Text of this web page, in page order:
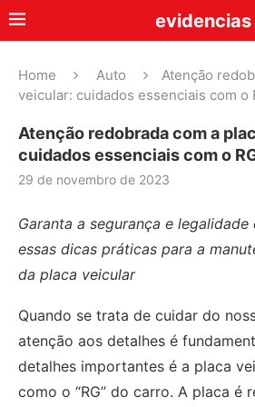
evidencias
Home Auto
Atenção
veicular: cuidados essenciais com o
Atenção redobrada com a
cuidados essenciais com o
29 de novembro de 2023
Garanta a segurança e
essas dicas práticas para a
da placa veicular
Quando se trata de cuidar do
atenção aos detalhes é
detalhes importantes é a placa
como o “RG” do carro. A placa é